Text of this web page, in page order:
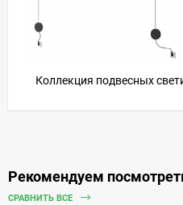
Коллекция подвесных
Рекомендуем
СРАВНИТЬ ВСЕ